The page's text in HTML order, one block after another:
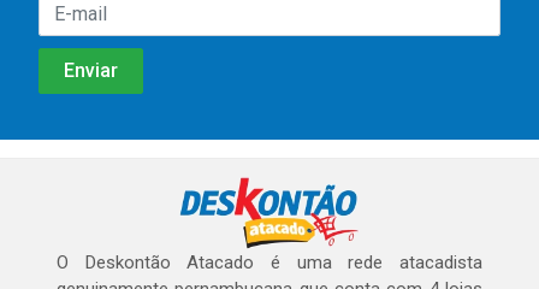
O Deskontão Atacado é uma rede atacadista